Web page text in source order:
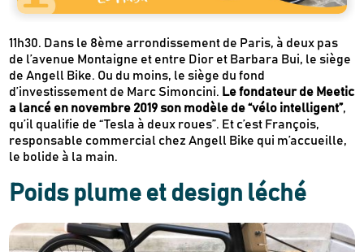
11h30. Dans le 8ème arrondissement de Paris, à deux pas
de l’avenue Montaigne et entre Dior et Barbara Bui, le siège
de Angell Bike. Ou du moins, le siège du fond
d’investissement de Marc Simoncini. Le fondateur de Meetic
a lancé en novembre 2019 son modèle de “vélo intelligent”,
qu’il qualifie de “Tesla à deux roues”. Et c’est François,
responsable commercial chez Angell Bike qui m’accueille,
le bolide à la main.
Poids plume et design léché